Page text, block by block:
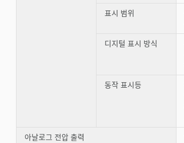
표시 범위
디지털 표시 방식
동작 표시등
아날로그 전압 출력